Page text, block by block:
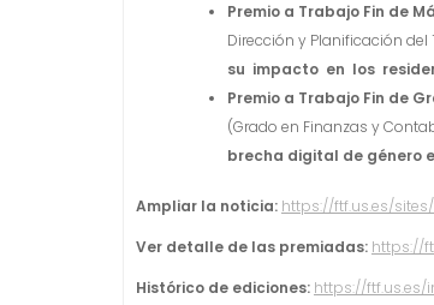
Premio a Trabajo Fin de
Dirección y Planificación
su impacto en los
Premio a Trabajo Fin de
(Grado en Finanzas y
brecha digital de género
Ampliar la noticia: https://ftf.us.es/
Ver detalle de las premiadas: https://
Histórico de ediciones: https://